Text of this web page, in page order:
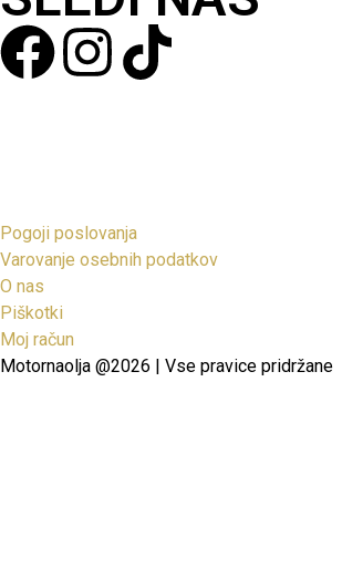
Pogoji poslovanja
Varovanje osebnih podatkov
O nas
Piškotki
Moj račun
Motornaolja @2026 | Vse pravice pridržane